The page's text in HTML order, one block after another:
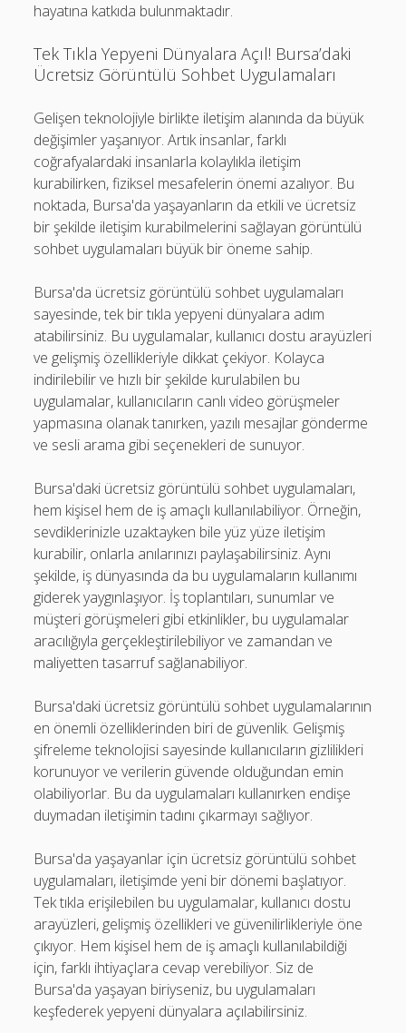
hayatına katkıda bulunmaktadır.
Tek Tıkla Yepyeni Dünyalara Açıl! Bursa’daki
Ücretsiz Görüntülü Sohbet Uygulamaları
Gelişen teknolojiyle birlikte iletişim alanında da büyük
değişimler yaşanıyor. Artık insanlar, farklı
coğrafyalardaki insanlarla kolaylıkla iletişim
kurabilirken, fiziksel mesafelerin önemi azalıyor. Bu
noktada, Bursa'da yaşayanların da etkili ve ücretsiz
bir şekilde iletişim kurabilmelerini sağlayan görüntülü
sohbet uygulamaları büyük bir öneme sahip.
Bursa'da ücretsiz görüntülü sohbet uygulamaları
sayesinde, tek bir tıkla yepyeni dünyalara adım
atabilirsiniz. Bu uygulamalar, kullanıcı dostu arayüzleri
ve gelişmiş özellikleriyle dikkat çekiyor. Kolayca
indirilebilir ve hızlı bir şekilde kurulabilen bu
uygulamalar, kullanıcıların canlı video görüşmeler
yapmasına olanak tanırken, yazılı mesajlar gönderme
ve sesli arama gibi seçenekleri de sunuyor.
Bursa'daki ücretsiz görüntülü sohbet uygulamaları,
hem kişisel hem de iş amaçlı kullanılabiliyor. Örneğin,
sevdiklerinizle uzaktayken bile yüz yüze iletişim
kurabilir, onlarla anılarınızı paylaşabilirsiniz. Aynı
şekilde, iş dünyasında da bu uygulamaların kullanımı
giderek yaygınlaşıyor. İş toplantıları, sunumlar ve
müşteri görüşmeleri gibi etkinlikler, bu uygulamalar
aracılığıyla gerçekleştirilebiliyor ve zamandan ve
maliyetten tasarruf sağlanabiliyor.
Bursa'daki ücretsiz görüntülü sohbet uygulamalarının
en önemli özelliklerinden biri de güvenlik. Gelişmiş
şifreleme teknolojisi sayesinde kullanıcıların gizlilikleri
korunuyor ve verilerin güvende olduğundan emin
olabiliyorlar. Bu da uygulamaları kullanırken endişe
duymadan iletişimin tadını çıkarmayı sağlıyor.
Bursa'da yaşayanlar için ücretsiz görüntülü sohbet
uygulamaları, iletişimde yeni bir dönemi başlatıyor.
Tek tıkla erişilebilen bu uygulamalar, kullanıcı dostu
arayüzleri, gelişmiş özellikleri ve güvenilirlikleriyle öne
çıkıyor. Hem kişisel hem de iş amaçlı kullanılabildiği
için, farklı ihtiyaçlara cevap verebiliyor. Siz de
Bursa'da yaşayan biriyseniz, bu uygulamaları
keşfederek yepyeni dünyalara açılabilirsiniz.